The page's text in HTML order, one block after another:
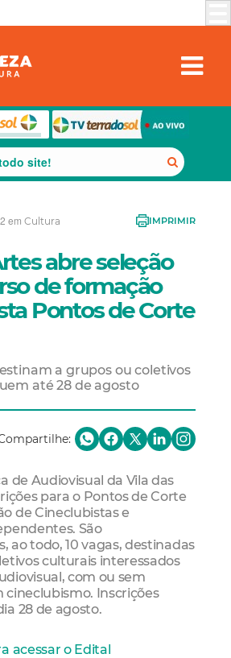
em Cultura IMPRIMIR
abre seleção
de formação
Pontos de Corte
a grupos ou coletivos
até 28 de agosto
de Audiovisual da Vila das
para o Pontos de Corte
de Cineclubistas e
São
ao todo, 10 vagas, destinadas
culturais interessados
com ou sem
cineclubismo. Inscrições
28 de agosto.
acessar o Edital